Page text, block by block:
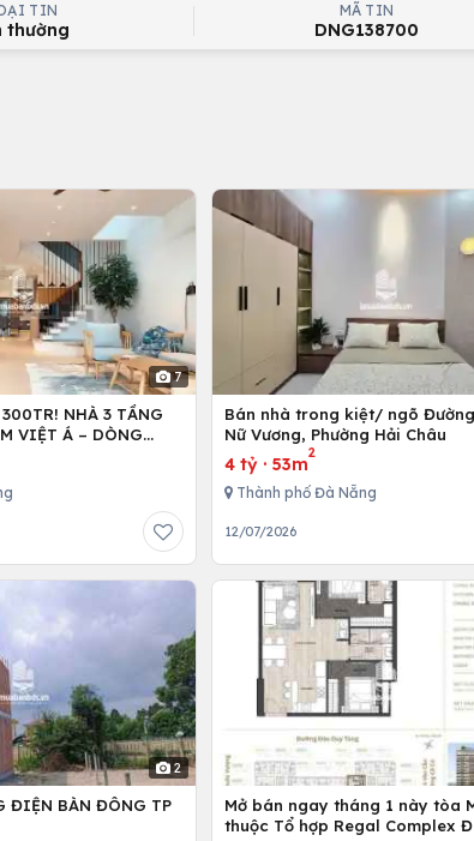
TIN
thường
MÃ TIN
DNG138700
7
NHÀ 3 TẦNG
VIỆT Á – DÒNG
Bán nhà trong kiệt/ ngõ
Nữ Vương, Phường Hải Châu
4 tỷ· 53m
2
Thành phố Đà Nẵng
12/07/2026
2
ĐIỆN BÀN ĐÔNG TP
Mở bán ngay tháng 1 này tòa
thuộc Tổ hợp Regal Complex